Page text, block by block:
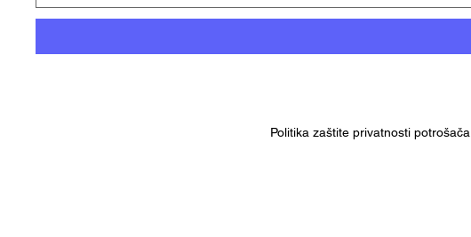
Politika zaštite privatnosti potrošača